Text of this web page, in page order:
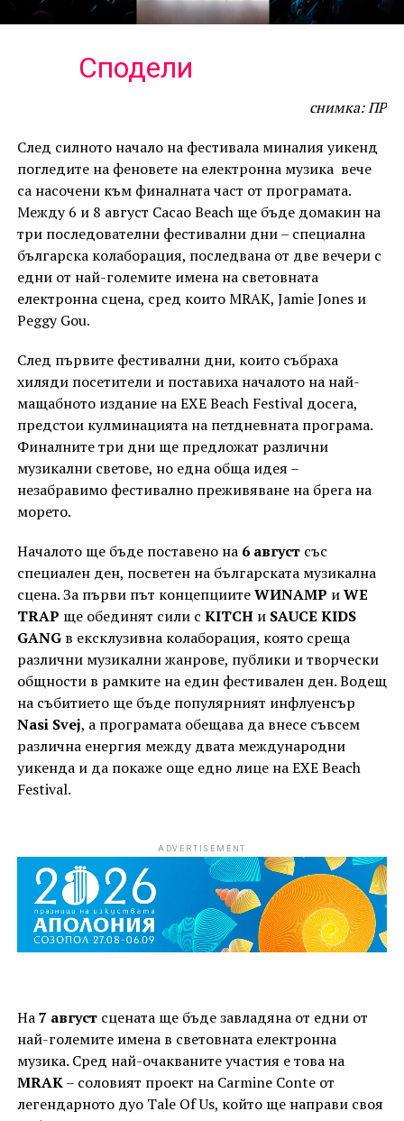
Сподели
снимка: ПР
След силното начало на фестивала миналия уикенд
погледите на феновете на електронна музика вече
са насочени към финалната част от програмата.
Между 6 и 8 август Cacao Beach ще бъде домакин на
три последователни фестивални дни – специална
българска колаборация, последвана от две вечери с
едни от най-големите имена на световната
електронна сцена, сред които MRAK, Jamie Jones и
Peggy Gou.
След първите фестивални дни, които събраха
хиляди посетители и поставиха началото на най-
мащабното издание на EXE Beach Festival досега,
предстои кулминацията на петдневната програма.
Финалните три дни ще предложат различни
музикални светове, но една обща идея –
незабравимо фестивално преживяване на брега на
морето.
Началото ще бъде поставено на 6 августсъс
специален ден, посветен на българската музикална
сцена. За първи път концепциитеWИNAMP иWE
TRAP ще обединят сили с KITCHи SAUCE KIDS
GANGв ексклузивна колаборация, която среща
различни музикални жанрове, публики и творчески
общности в рамките на един фестивален ден. Водещ
на събитието ще бъде популярният инфлуенсър
Nasi Svej, а програмата обещава да внесе съвсем
различна енергия между двата международни
уикенда и да покаже още едно лице на EXE Beach
Festival.
ADVERTISEMENT
На7 августсцената ще бъде завладяна от едни от
най-големите имена в световната електронна
музика. Сред най-очакваните участия е това на
MRAK– соловият проект на Carmine Conte от
легендарното дуо Tale Of Us, който ще направи своя